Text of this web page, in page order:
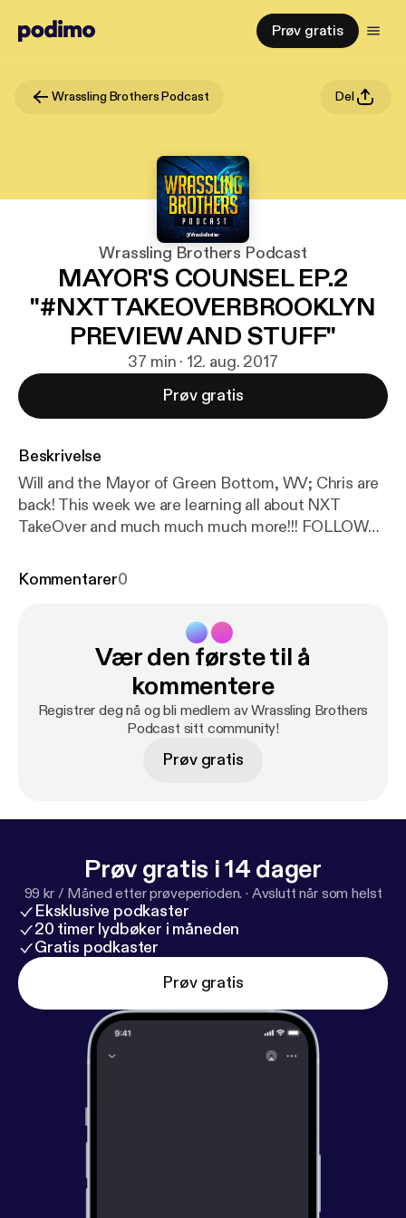
Prøv gratis
Wrassling Brothers Podcast Del
Wrassling Brothers Podcast
MAYOR'S COUNSEL EP.2
"#NXTTAKEOVERBROOKLYN
PREVIEW AND STUFF"
37 min · 12. aug. 2017
Prøv gratis
Beskrivelse
Will and the Mayor of Green Bottom, WV; Chris are
back! This week we are learning all about NXT
TakeOver and much much much more!!! FOLLOW
IS @WRASSLINMAYOR WILL IS @IamWillwv
Kommentarer0
Vær den første til å
kommentere
Registrer deg nå og bli medlem av Wrassling Brothers
Podcast sitt community!
Prøv gratis
Prøv gratis i 14 dager
99 kr / Måned etter prøveperioden. · Avslutt når som helst
Eksklusive podkaster
20 timer lydbøker i måneden
Gratis podkaster
Prøv gratis